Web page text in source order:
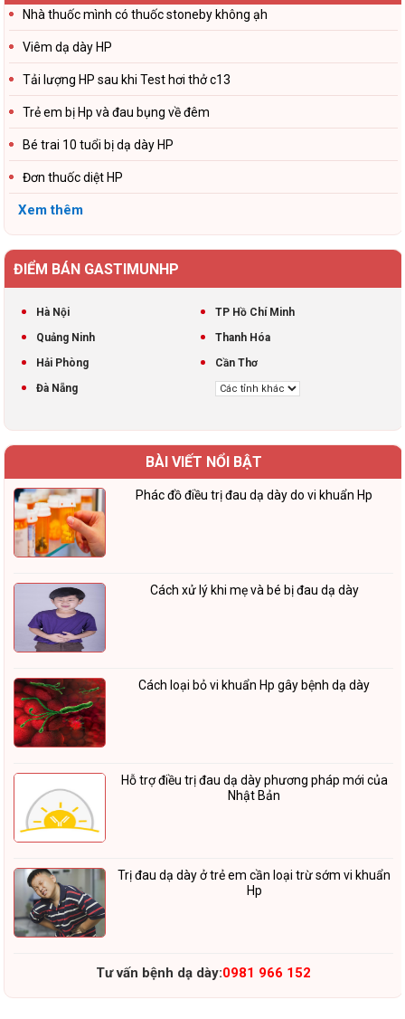
Nhà thuốc mình có thuốc stoneby không ạh
Viêm dạ dày HP
Tải lượng HP sau khi Test hơi thở c13
Trẻ em bị Hp và đau bụng về đêm
Bé trai 10 tuổi bị dạ dày HP
Đơn thuốc diệt HP
Xem thêm
ĐIỂM BÁN GASTIMUNHP
Hà Nội
TP Hồ Chí Minh
Quảng Ninh
Thanh Hóa
Hải Phòng
Cần Thơ
Đà Nẵng
BÀI VIẾT NỔI BẬT
Phác đồ điều trị đau dạ dày do vi khuẩn Hp
Cách xử lý khi mẹ và bé bị đau dạ dày
Cách loại bỏ vi khuẩn Hp gây bệnh dạ dày
Hỗ trợ điều trị đau dạ dày phương pháp mới của
Nhật Bản
Trị đau dạ dày ở trẻ em cần loại trừ sớm vi khuẩn
Hp
Tư vấn bệnh dạ dày:0981 966 152